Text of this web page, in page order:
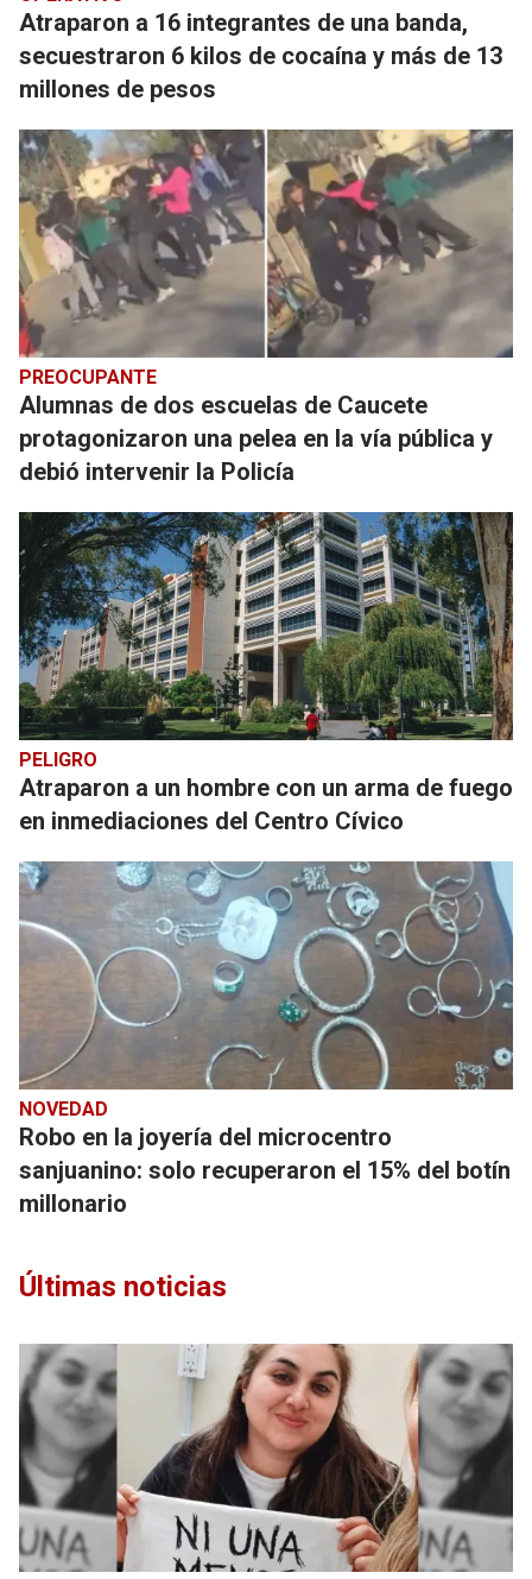
Atraparon a 16 integrantes de una banda,
secuestraron 6 kilos de cocaína y más de 13
millones de pesos
PREOCUPANTE
Alumnas de dos escuelas de Caucete
protagonizaron una pelea en la vía pública y
debió intervenir la Policía
PELIGRO
Atraparon a un hombre con un arma de fuego
en inmediaciones del Centro Cívico
NOVEDAD
Robo en la joyería del microcentro
sanjuanino: solo recuperaron el 15% del botín
millonario
Últimas noticias